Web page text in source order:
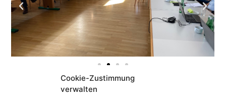
Cookie-Zustimmung
verwalten